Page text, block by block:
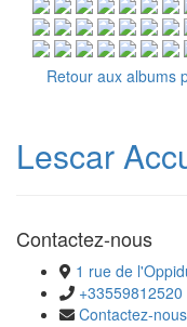
Retour aux albums
Lescar
Contactez-nous
1 rue de
+33559812520
Contactez-nous